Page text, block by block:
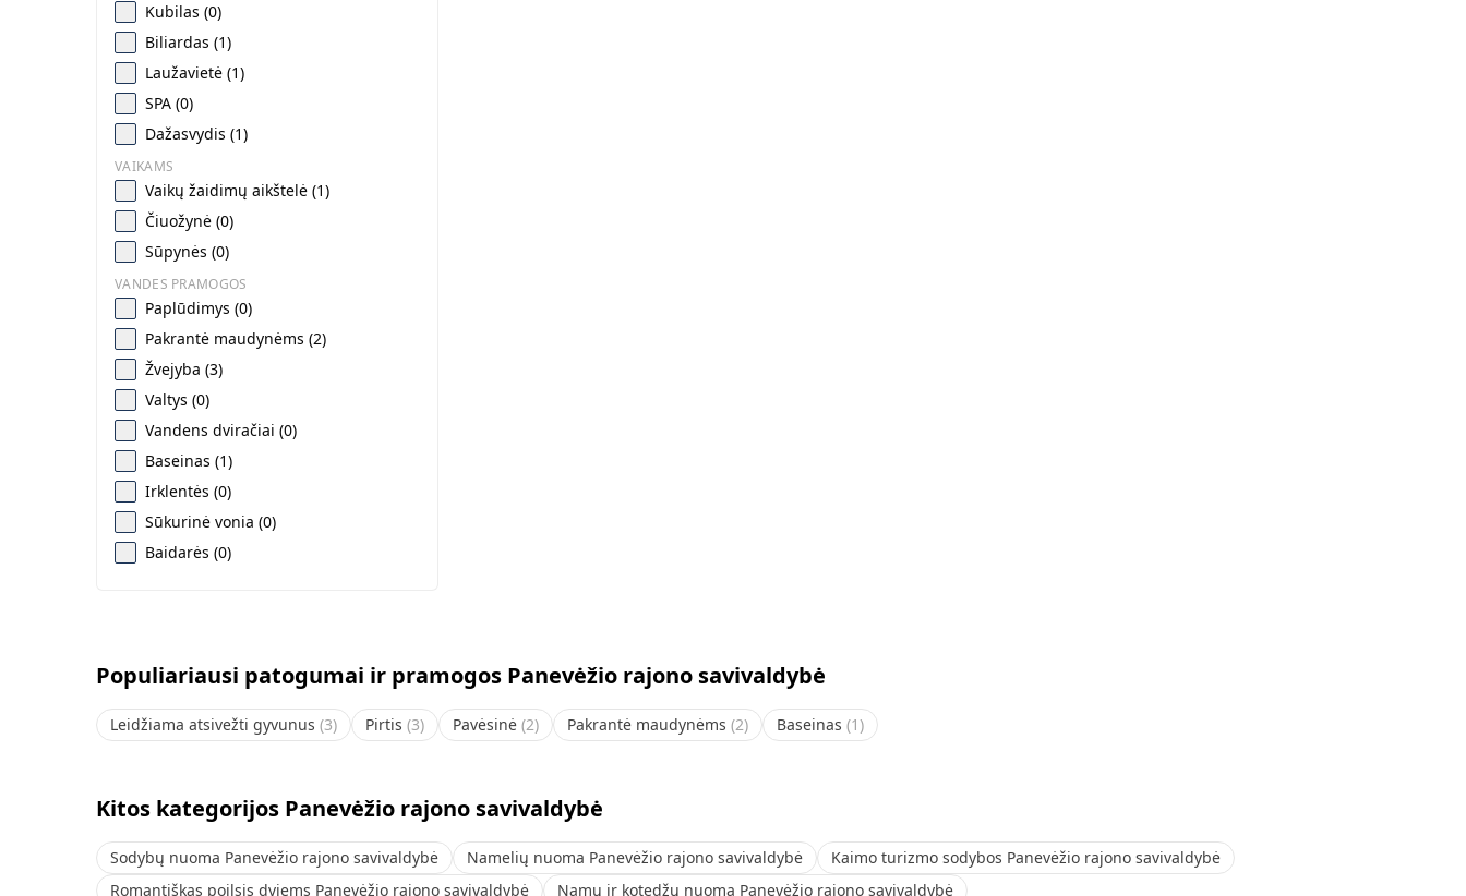
Kubilas (0)
Biliardas (1)
Laužavietė (1)
SPA (0)
Dažasvydis (1)
VAIKAMS
Vaikų žaidimų aikštelė (1)
Čiuožynė (0)
Sūpynės (0)
VANDES PRAMOGOS
Paplūdimys (0)
Pakrantė maudynėms (2)
Žvejyba (3)
Valtys (0)
Vandens dviračiai (0)
Baseinas (1)
Irklentės (0)
Sūkurinė vonia (0)
Baidarės (0)
Populiariausi patogumai ir pramogos Panevėžio rajono savivaldybė
Leidžiama atsivežti gyvunus (3) Pirtis (3) Pavėsinė (2) Pakrantė maudynėms (2) Baseinas (1)
Kitos kategorijos Panevėžio rajono savivaldybė
Sodybų nuoma Panevėžio rajono savivaldybė Namelių nuoma Panevėžio rajono savivaldybė
Kaimo turizmo sodybos Panevėžio rajono savivaldybė
Romantiškas poilsis dviems Panevėžio rajono savivaldybė
Namų ir kotedžų nuoma Panevėžio rajono savivaldybė